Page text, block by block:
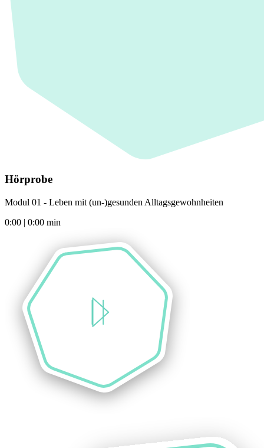
Hörprobe
Modul 01 - Leben mit (un-)gesunden Alltagsgewohnheiten
0:00 | 0:00 min